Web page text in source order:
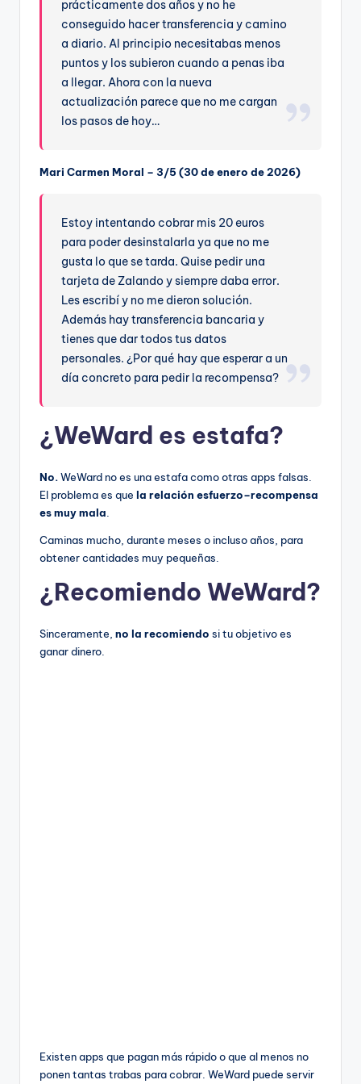
prácticamente dos años y no he
conseguido hacer transferencia y camino
a diario. Al principio necesitabas menos
puntos y los subieron cuando a penas iba
a llegar. Ahora con la nueva
actualización parece que no me cargan
los pasos de hoy…
Mari Carmen Moral – 3/5 (30 de enero de 2026)
Estoy intentando cobrar mis 20 euros
para poder desinstalarla ya que no me
gusta lo que se tarda. Quise pedir una
tarjeta de Zalando y siempre daba error.
Les escribí y no me dieron solución.
Además hay transferencia bancaria y
tienes que dar todos tus datos
personales. ¿Por qué hay que esperar a un
día concreto para pedir la recompensa?
¿WeWard es estafa?
No. WeWard no es una estafa como otras apps falsas.
El problema es que la relación esfuerzo–recompensa
es muy mala
Caminas mucho, durante meses o incluso años, para
obtener cantidades muy pequeñas.
¿Recomiendo WeWard?
Sinceramente, no la recomiendo si tu objetivo es
ganar dinero.
Existen apps que pagan más rápido o que al menos no
ponen tantas trabas para cobrar. WeWard puede servir